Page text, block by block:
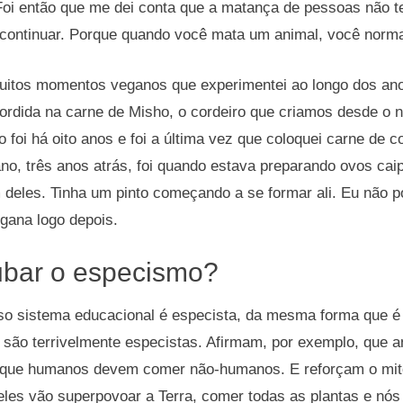
então que me dei conta que a matança de pessoas não
Porque quando você mata um animal, você
momentos veganos que experimentei ao longo dos
na carne de Misho, o cordeiro que criamos desde o
foi há oito anos e foi a última vez que coloquei carne de
três anos atrás, foi quando estava preparando ovos
deles. Tinha um pinto começando a se formar ali. Eu não
logo depois.
o especismo?
sistema educacional é especista, da mesma forma que
terrivelmente especistas. Afirmam, por exemplo, que
humanos devem comer não-humanos. E reforçam o
vão superpovoar a Terra, comer todas as plantas e